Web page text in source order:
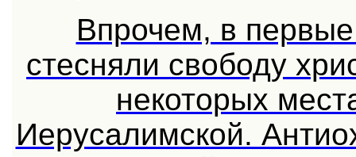
Впрочем, в первые
стесняли свободу
некоторых
Иерусалимской.